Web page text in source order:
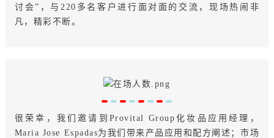
讨会”，与220多名客户进行面对面的交流，现场热闹非
凡，精彩不断。
很荣幸，我们邀请到Provital Group化妆品应用经理，
Maria Jose Espadas为我们带来产品应用和配方阐述；市场